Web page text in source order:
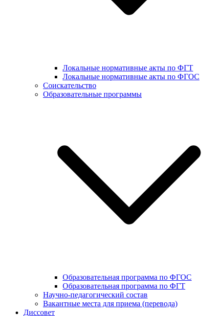
Локальные нормативные акты по ФГТ
Локальные нормативные акты по ФГОС
Соискательство
Образовательные программы
Образовательная программа по ФГОС
Образовательная программа по ФГТ
Научно-педагогический состав
Вакантные места для приема (перевода)
Диссовет